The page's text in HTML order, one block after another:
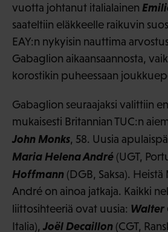
vuotta johtanut italialainen
saateltiin eläkkeelle raikuvin
EAY:n nykyisin nauttima
Gabaglion aikaansaannosta,
korostikin puheessaan
Gabaglion seuraajaksi valittiin
mukaisesti Britannian TUC:n
John Monks, 58. Uusia
Maria Helena André (UGT,
Hoffmann (DGB, Saksa).
André on ainoa jatkaja. Kaikki
liittosihteeriä ovat uusia: Walter
Italia), Joël Decaillon (CGT,